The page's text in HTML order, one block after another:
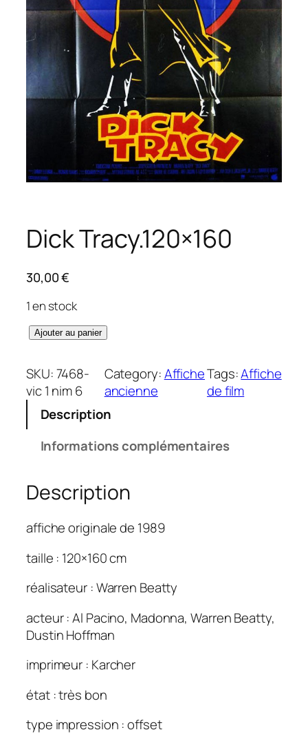
Dick Tracy.120×160
30,00€
1 en stock
q
a
n
t
e
D
i
c
k
r
c
y
.
2
×
Ajouter au panier
SKU:7468-
vic 1 nim 6
Category:Affiche
ancienne
Tags:Affiche
de film
Description
Informations complémentaires
Description
affiche originale de 1989
taille : 120×160 cm
réalisateur : Warren Beatty
acteur : Al Pacino, Madonna, Warren Beatty,
Dustin Hoffman
imprimeur : Karcher
état : très bon
type impression : offset